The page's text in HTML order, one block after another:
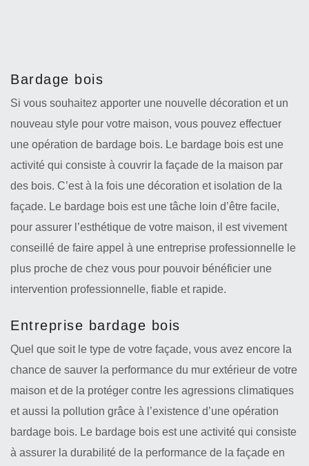
Bardage bois
Si vous souhaitez apporter une nouvelle décoration et un
nouveau style pour votre maison, vous pouvez effectuer
une opération de bardage bois. Le bardage bois est une
activité qui consiste à couvrir la façade de la maison par
des bois. C’est à la fois une décoration et isolation de la
façade. Le bardage bois est une tâche loin d’être facile,
pour assurer l’esthétique de votre maison, il est vivement
conseillé de faire appel à une entreprise professionnelle le
plus proche de chez vous pour pouvoir bénéficier une
intervention professionnelle, fiable et rapide.
Entreprise bardage bois
Quel que soit le type de votre façade, vous avez encore la
chance de sauver la performance du mur extérieur de votre
maison et de la protéger contre les agressions climatiques
et aussi la pollution grâce à l’existence d’une opération
bardage bois. Le bardage bois est une activité qui consiste
à assurer la durabilité de la performance de la façade en